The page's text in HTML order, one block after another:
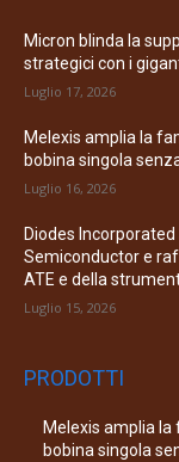
Micron blinda la
strategici con i
Luglio 17, 2026
Melexis amplia la
bobina singola
Luglio 16, 2026
Diodes
Semiconductor e
ATE e della
Luglio 15, 2026
PRODOTTI
Melexis amplia
bobina singola